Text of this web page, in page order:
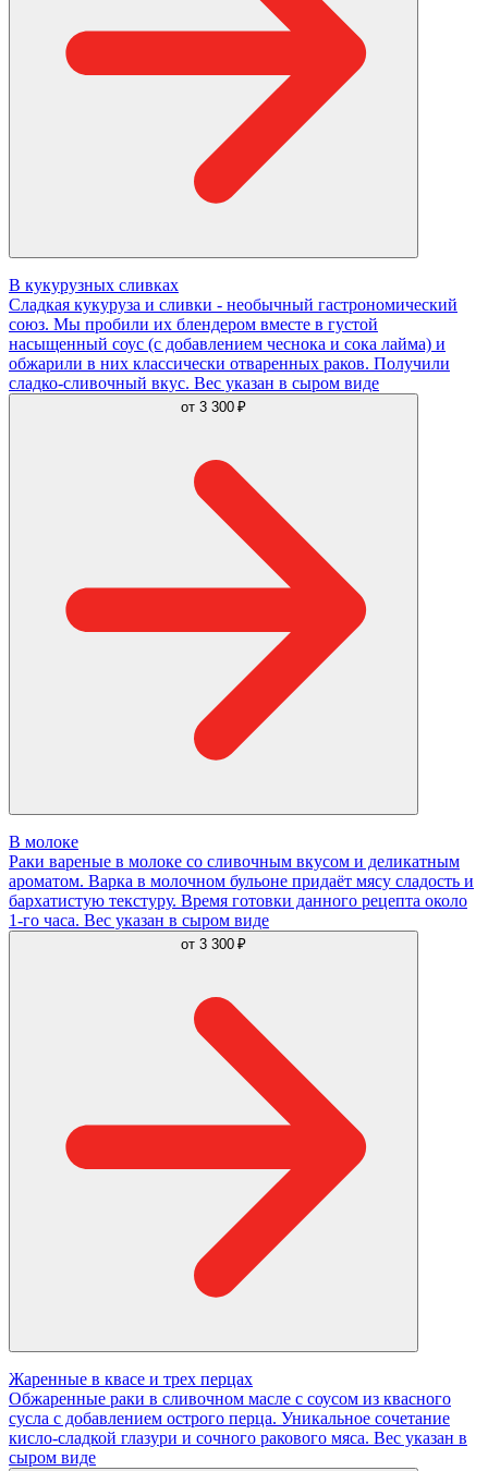
В кукурузных сливках
Сладкая кукуруза и сливки - необычный гастрономический
союз. Мы пробили их блендером вместе в густой
насыщенный соус (с добавлением чеснока и сока лайма) и
обжарили в них классически отваренных раков. Получили
сладко-сливочный вкус. Вес указан в сыром виде
от 3 300 ₽
В молоке
Раки вареные в молоке со сливочным вкусом и деликатным
ароматом. Варка в молочном бульоне придаёт мясу сладость и
бархатистую текстуру. Время готовки данного рецепта около
1-го часа. Вес указан в сыром виде
от 3 300 ₽
Жаренные в квасе и трех перцах
Обжаренные раки в сливочном масле с соусом из квасного
сусла с добавлением острого перца. Уникальное сочетание
кисло-сладкой глазури и сочного ракового мяса. Вес указан в
сыром виде